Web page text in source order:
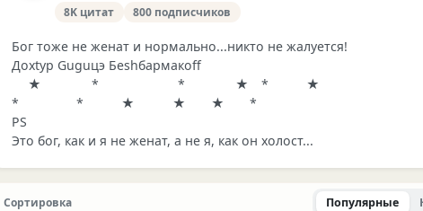
8K цитат 800 подписчиков
Бог тоже не женат и нормально...никто не жалуется!
Дохtур Guguцэ Беshбармакоff
★ * * ★ * ★
* * ★ ★ ★ *
PS
Это бог, как и я не женат, а не я, как он холост...
Сортировка Популярные